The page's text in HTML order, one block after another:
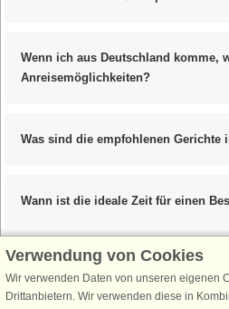
Wenn ich aus Deutschland komme,
Anreisemöglichkeiten?
Was sind die empfohlenen Gerichte
Wann ist die ideale Zeit für einen
Schließen Sie sich 100.000
Verwendung von Cookies
Wir verwenden Daten von unseren eigenen
Drittanbietern. Wir verwenden diese in